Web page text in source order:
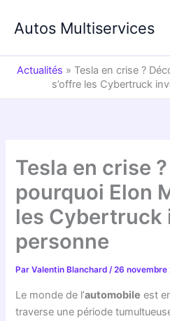
Autos Multiservices
Actualités » Tesla en crise ?
s’offre les Cybertruck
Tesla en crise
pourquoi Elon
les Cybertruck
personne
ParValentin Blanchard/26 novembre
Le monde de l’automobile est
traverse une période